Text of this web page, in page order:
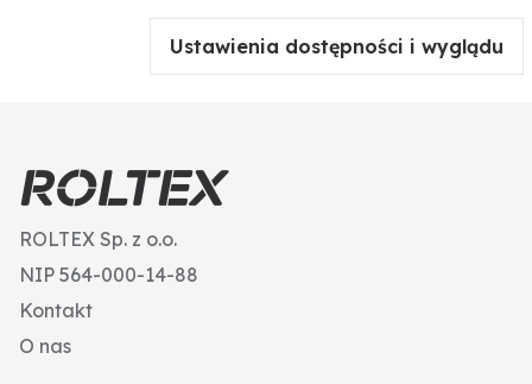
Ustawienia dostępności i wyglądu
ROLTEX Sp. z o.o.
NIP 564-000-14-88
Kontakt
O nas